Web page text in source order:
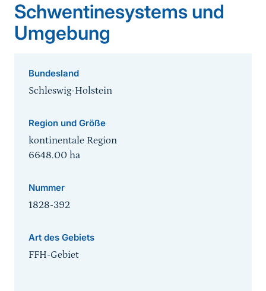
Schwentinesystems und
Umgebung
Bundesland
Schleswig-Holstein
Region und Größe
kontinentale Region
6648.00 ha
Nummer
1828-392
Art des Gebiets
FFH-Gebiet